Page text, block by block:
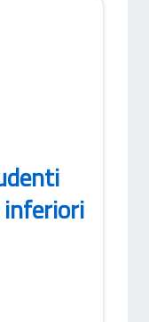
inferiori